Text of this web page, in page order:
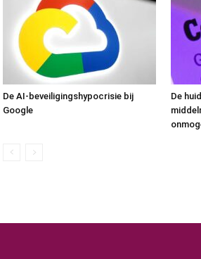
De AI-beveiligingshypocrisie bij
Google
De